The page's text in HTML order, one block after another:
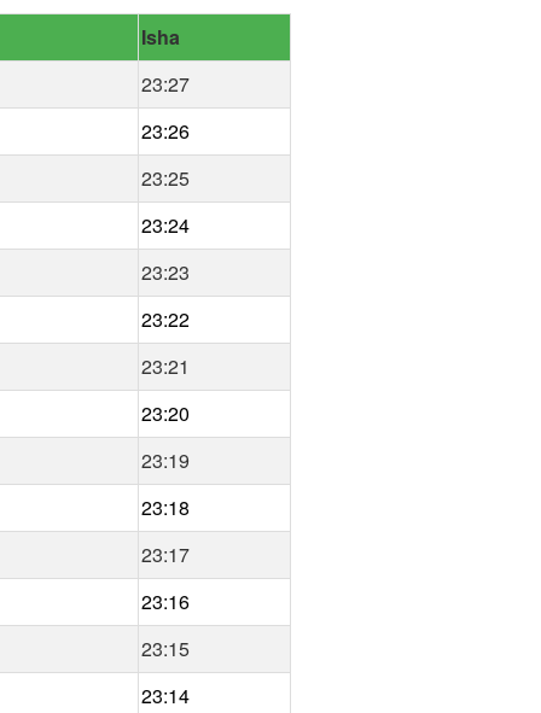
Isha
23:27
23:26
23:25
23:24
23:23
23:22
23:21
23:20
23:19
23:18
23:17
23:16
23:15
23:14